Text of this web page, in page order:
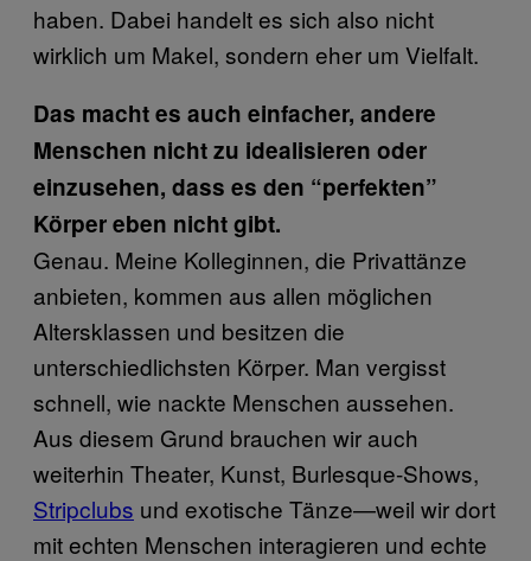
haben. Dabei handelt es sich also nicht
wirklich um Makel, sondern eher um Vielfalt.
Das macht es auch einfacher, andere
Menschen nicht zu idealisieren oder
einzusehen, dass es den “perfekten”
Körper eben nicht gibt.
Genau. Meine Kolleginnen, die Privattänze
anbieten, kommen aus allen möglichen
Altersklassen und besitzen die
unterschiedlichsten Körper. Man vergisst
schnell, wie nackte Menschen aussehen.
Aus diesem Grund brauchen wir auch
weiterhin Theater, Kunst, Burlesque-Shows,
Stripclubs und exotische Tänze—weil wir dort
mit echten Menschen interagieren und echte